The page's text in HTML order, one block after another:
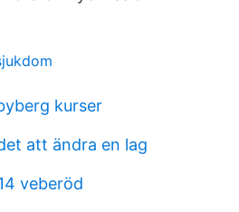
kurser
att ändra en lag
veberöd